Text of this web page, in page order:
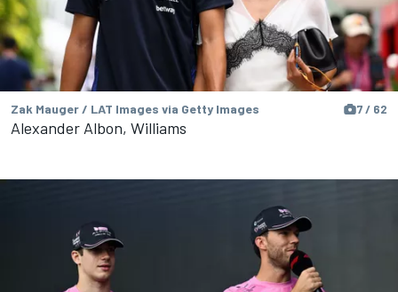
Zak Mauger / LAT Images via Getty Images 7 / 62
Alexander Albon, Williams